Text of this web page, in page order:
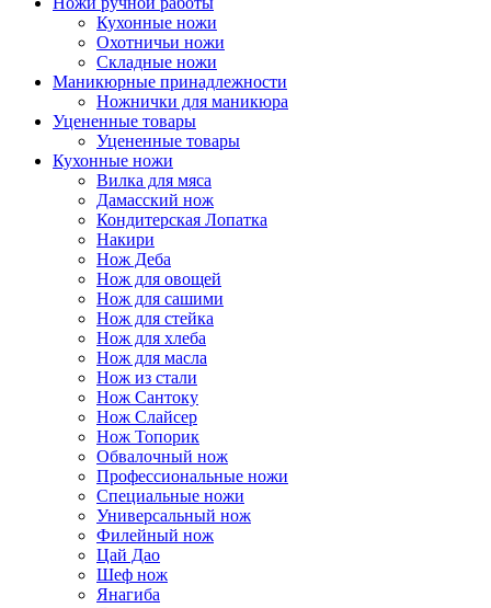
Кухонные ножи
Охотничьи ножи
Складные ножи
Маникюрные принадлежности
Ножнички для маникюра
Уцененные товары
Уцененные товары
Кухонные ножи
Вилка для мяса
Дамасский нож
Кондитерская Лопатка
Накири
Нож Деба
Нож для овощей
Нож для сашими
Нож для стейка
Нож для хлеба
Нож для масла
Нож из стали
Нож Сантоку
Нож Слайсер
Нож Топорик
Обвалочный нож
Профессиональные ножи
Специальные ножи
Универсальный нож
Филейный нож
Цай Дао
Шеф нож
Янагиба